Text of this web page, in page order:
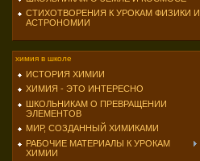
СТИХОТВОРЕНИЯ К УРОКАМ ФИЗИКИ И
АСТРОНОМИИ
химия в школе
ИСТОРИЯ ХИМИИ
ХИМИЯ - ЭТО ИНТЕРЕСНО
ШКОЛЬНИКАМ О ПРЕВРАЩЕНИИ
ЭЛЕМЕНТОВ
МИР, СОЗДАННЫЙ ХИМИКАМИ
РАБОЧИЕ МАТЕРИАЛЫ К УРОКАМ
ХИМИИ